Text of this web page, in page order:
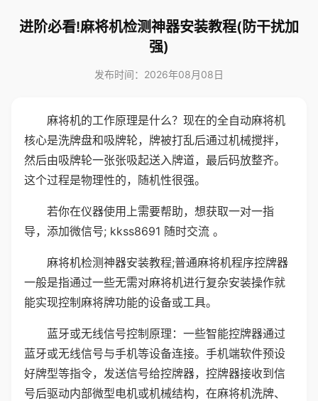
进阶必看!麻将机检测神器安装教程(防干扰加
强)
发布时间：2026年08月08日
麻将机的工作原理是什么？现在的全自动麻将机
核心是洗牌盘和吸牌轮，牌被打乱后通过机械搅拌，
然后由吸牌轮一张张吸起送入牌道，最后码放整齐。
这个过程是物理性的，随机性很强。
若你在仪器使用上需要帮助，想获取一对一指
导，添加微信号; kkss8691 随时交流 。
麻将机检测神器安装教程;普通麻将机程序控牌器
一般是指通过一些无需对麻将机进行复杂安装操作就
能实现控制麻将牌功能的设备或工具。
蓝牙或无线信号控制原理：一些智能控牌器通过
蓝牙或无线信号与手机等设备连接。手机端软件预设
好牌型等指令，发送信号给控牌器，控牌器接收到信
号后驱动内部微型电机或机械结构，在麻将机洗牌、